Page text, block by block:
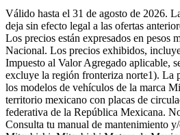
Válido hasta el 31 de agosto de 2026.
deja sin efecto legal a las ofertas
Los precios están expresados en pesos
Nacional. Los precios exhibidos,
Impuesto al Valor Agregado aplicable,
excluye la región fronteriza norte1). La
los modelos de vehículos de la marca
territorio mexicano con placas de
federativa de la República Mexicana.
Consulta tu manual de mantenimiento